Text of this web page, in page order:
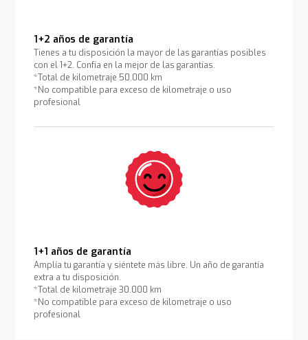
1+2 años de garantía
Tienes a tu disposición la mayor de las garantías posibles
con el 1+2. Confía en la mejor de las garantías.
*Total de kilometraje 50.000 km
*No compatible para exceso de kilometraje o uso
profesional
1+1 años de garantía
Amplía tu garantía y siéntete más libre. Un año de garantía
extra a tu disposición.
*Total de kilometraje 30.000 km
*No compatible para exceso de kilometraje o uso
profesional